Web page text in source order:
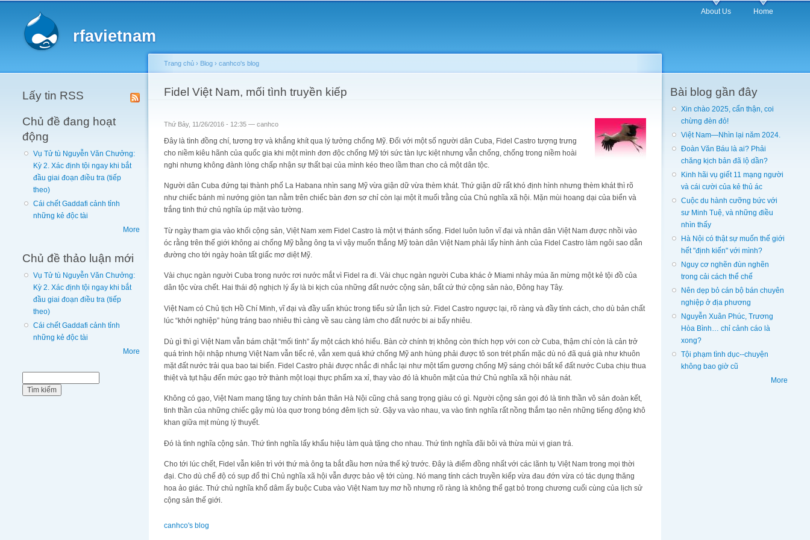
rfavietnam
About Us Home
Lấy tin RSS
Chủ đề đang hoạt
động
Vụ Tử tù Nguyễn Văn Chưởng:
Kỳ 2. Xác định tội ngay khi bắt
đầu giai đoạn điều tra (tiếp
theo)
Cái chết Gaddafi cảnh tỉnh
những kẻ độc tài
More
Chủ đề thảo luận mới
Vụ Tử tù Nguyễn Văn Chưởng:
Kỳ 2. Xác định tội ngay khi bắt
đầu giai đoạn điều tra (tiếp
theo)
Cái chết Gaddafi cảnh tỉnh
những kẻ độc tài
More
You are here
Trang chủ › Blog › canhco's blog
Fidel Việt Nam, mối tình truyền kiếp
Thứ Bảy, 11/26/2016 - 12:35 — canhco
Đây là tình đồng chí, tương trợ và khắng khít qua lý tưởng chống Mỹ. Đối với một số người dân Cuba, Fidel Castro tượng trưng
cho niềm kiêu hãnh của quốc gia khi một mình đơn độc chống Mỹ tới sức tàn lực kiệt nhưng vẫn chống, chống trong niềm hoài
nghi nhưng không đành lòng chấp nhận sự thất bại của mình kéo theo lầm than cho cả một dân tộc.
Người dân Cuba đứng tại thành phố La Habana nhìn sang Mỹ vừa giận dữ vừa thèm khát. Thứ giận dữ rất khó định hình nhưng thèm khát thì rõ
như chiếc bánh mì nướng giòn tan nằm trên chiếc bàn đơn sơ chỉ còn lại một ít muối trằng của Chủ nghĩa xã hội. Mặn mùi hoang dại của biển và
trắng tinh thứ chủ nghĩa úp mặt vào tường.
Từ ngày tham gia vào khối cộng sản, Việt Nam xem Fidel Castro là một vị thánh sống. Fidel luôn luôn vĩ đại và nhân dân Việt Nam được nhồi vào
óc rằng trên thế giới không ai chống Mỹ bằng ông ta vì vậy muốn thắng Mỹ toàn dân Việt Nam phải lấy hình ảnh của Fidel Castro làm ngôi sao dẫn
đường cho tới ngày hoàn tất giấc mơ diệt Mỹ.
Vài chục ngàn người Cuba trong nước rơi nước mắt vì Fidel ra đi. Vài chục ngàn người Cuba khác ở Miami nhảy múa ăn mừng một kẻ tội đồ của
dân tộc vừa chết. Hai thái độ nghịch lý ấy là bi kịch của những đất nước cộng sản, bất cứ thứ cộng sản nào, Đông hay Tây.
Việt Nam có Chủ tịch Hồ Chí Minh, vĩ đại và đầy uẩn khúc trong tiểu sử lẫn lịch sử. Fidel Castro ngược lại, rõ ràng và đầy tính cách, cho dù bản chất
lúc “khởi nghiệp” hùng tráng bao nhiêu thì càng về sau càng làm cho đất nước bi ai bấy nhiêu.
Dù gì thì gì Việt Nam vẫn bám chặt “mối tình” ấy một cách khó hiểu. Bàn cờ chính trị không còn thích hợp với con cờ Cuba, thậm chí còn là cản trở
quá trình hội nhập nhưng Việt Nam vẫn tiếc rẻ, vẫn xem quá khứ chống Mỹ anh hùng phải được tô son trét phấn mặc dù nó đã quá già như khuôn
mặt đất nước trải qua bao tai biến. Fidel Castro phải được nhắc đi nhắc lại như một tấm gương chống Mỹ sáng chói bất kể đất nước Cuba chịu thua
thiệt và tụt hậu đến mức gạo trở thành một loại thực phẩm xa xỉ, thay vào đó là khuôn mặt của thứ Chủ nghĩa xã hội nhàu nát.
Không có gạo, Việt Nam mang tặng tuy chính bản thân Hà Nội cũng chả sang trọng giàu có gì. Người cộng sản gọi đó là tinh thần vô sản đoàn kết,
tinh thần của những chiếc gậy mù lòa quơ trong bóng đêm lịch sử. Gậy va vào nhau, va vào tình nghĩa rất nồng thắm tạo nên những tiếng động khô
khan giữa mịt mùng lý thuyết.
Đó là tình nghĩa cộng sản. Thứ tình nghĩa lấy khẩu hiệu làm quà tặng cho nhau. Thứ tình nghĩa đãi bôi và thừa mùi vị gian trá.
Cho tới lúc chết, Fidel vẫn kiên trì với thứ mà ông ta bắt đầu hơn nửa thế kỷ trước. Đây là điểm đồng nhất với các lãnh tụ Việt Nam trong mọi thời
đại. Cho dù chế độ có sụp đổ thì Chủ nghĩa xã hội vẫn được bảo vệ tới cùng. Nó mang tính cách truyền kiếp vừa đau đớn vừa có tác dụng thăng
hoa ảo giác. Thứ chủ nghĩa khổ dâm ấy buộc Cuba vào Việt Nam tuy mơ hồ nhưng rõ ràng là không thể gạt bỏ trong chương cuối cùng của lịch sử
cộng sản thế giới.
canhco's blog
Bài blog gần đây
Xin chào 2025, cẩn thận, coi
chừng đèn đỏ!
Việt Nam—Nhìn lại năm 2024.
Đoàn Văn Báu là ai? Phải
chăng kịch bản đã lộ dần?
Kinh hãi vụ giết 11 mạng người
và cái cười của kẻ thủ ác
Cuộc du hành cưỡng bức với
sư Minh Tuệ, và những điều
nhìn thấy
Hà Nội có thật sự muốn thế giới
hết "định kiến" với mình?
Nguy cơ nghẽn đùn nghẽn
trong cải cách thể chế
Nên dẹp bỏ cán bộ bán chuyên
nghiệp ở địa phương
Nguyễn Xuân Phúc, Trương
Hòa Bình… chỉ cảnh cáo là
xong?
Tội phạm tình dục--chuyện
không bao giờ cũ
More